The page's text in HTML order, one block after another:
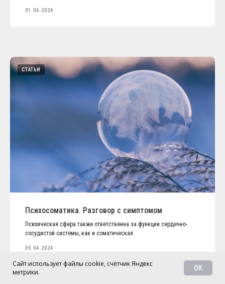
01.06.2024
СТАТЬИ
Психосоматика. Разговор с симптомом
Психическая сфера также ответственна за функции сердечно-
сосудистой системы, как и соматическая.
05.04.2024
Сайт использует файлы cookie, счётчик Яндекс
метрики.
OK